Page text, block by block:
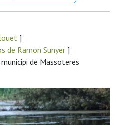
]
de Ramon Sunyer ]
de Massoteres